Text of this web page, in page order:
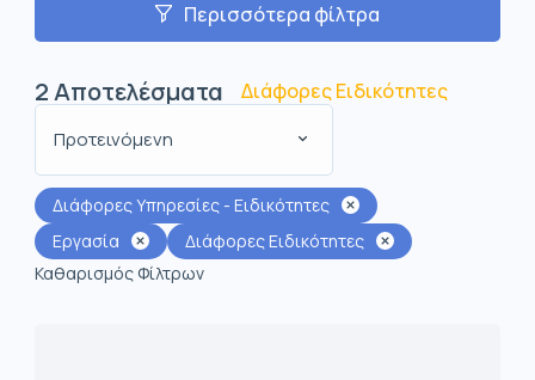
Περισσότερα φίλτρα
2Αποτελέσματα Διάφορες Ειδικότητες
Προτεινόμενη
Διάφορες Υπηρεσίες - Ειδικότητες
Εργασία
Διάφορες Ειδικότητες
Καθαρισμός Φίλτρων